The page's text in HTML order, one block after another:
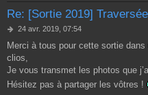
Re: [Sortie 2019]
M
s
s
a
g
e
24 avr. 2019, 07:54
Merci à tous pour cette sortie
clios,
Je vous transmet les photos que
Hésitez pas à partager les vôtres !